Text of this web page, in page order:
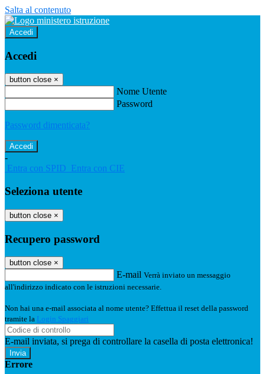
Salta al contenuto
Accedi
Accedi
button close ×
Nome Utente
Password
Password dimenticata?
-
Entra con SPID Entra con CIE
Seleziona utente
button close ×
Recupero password
button close ×
E-mail Verrà inviato un messaggio
all'indirizzo indicato con le istruzioni necessarie.
Non hai una e-mail associata al nome utente? Effettua il reset della password
tramite la Login Spaggiari
E-mail inviata, si prega di controllare la casella di posta elettronica!
Errore